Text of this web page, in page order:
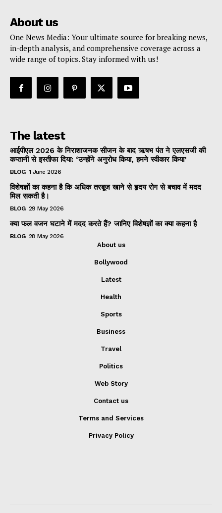
About us
One News Media: Your ultimate source for breaking news,
in-depth analysis, and comprehensive coverage across a
wide range of topics. Stay informed with us!
The latest
आईपीएल 2026 के निराशाजनक सीजन के बाद ऋषभ पंत ने एलएसजी की
कप्तानी से इस्तीफा दिया: ‘उन्होंने अनुरोध किया, हमने स्वीकार किया’
BLOG 1 June 2026
विशेषज्ञों का कहना है कि अधिक तरबूज खाने से हृदय रोग से बचाव में मदद
मिल सकती है।
BLOG 29 May 2026
क्या फल वजन घटाने में मदद करते हैं? जानिए विशेषज्ञों का क्या कहना है
BLOG 28 May 2026
About us
Bollywood
Latest
Health
Sports
Business
Travel
Politics
Web Story
Contact us
Terms and Services
Privacy Policy